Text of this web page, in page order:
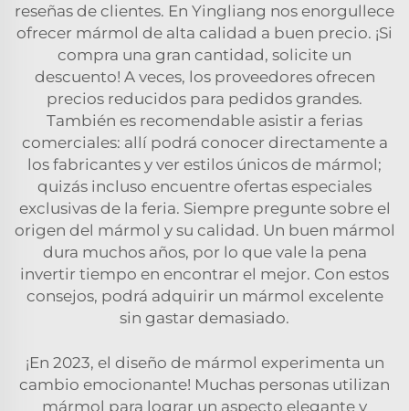
reseñas de clientes. En Yingliang nos enorgullece
ofrecer mármol de alta calidad a buen precio. ¡Si
compra una gran cantidad, solicite un
descuento! A veces, los proveedores ofrecen
precios reducidos para pedidos grandes.
También es recomendable asistir a ferias
comerciales: allí podrá conocer directamente a
los fabricantes y ver estilos únicos de mármol;
quizás incluso encuentre ofertas especiales
exclusivas de la feria. Siempre pregunte sobre el
origen del mármol y su calidad. Un buen mármol
dura muchos años, por lo que vale la pena
invertir tiempo en encontrar el mejor. Con estos
consejos, podrá adquirir un mármol excelente
sin gastar demasiado.
¡En 2023, el diseño de mármol experimenta un
cambio emocionante! Muchas personas utilizan
mármol para lograr un aspecto elegante y